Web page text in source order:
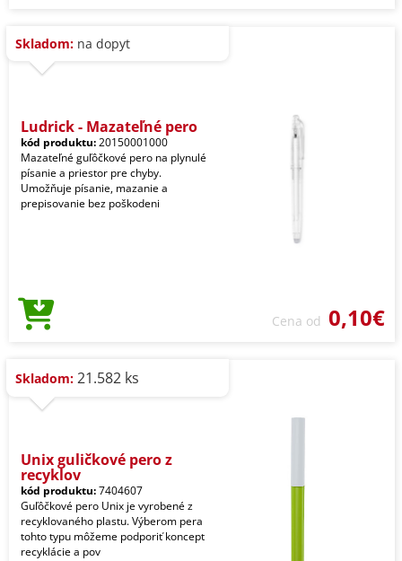
Skladom: na dopyt
Ludrick - Mazateľné pero
kód produktu:20150001000
Mazateľné guľôčkové pero na plynulé
písanie a priestor pre chyby.
Umožňuje písanie, mazanie a
prepisovanie bez poškodeni
Cena od 0,10€
Skladom: 21.582 ks
Unix guličkové pero z
recyklov
kód produktu:7404607
Guľôčkové pero Unix je vyrobené z
recyklovaného plastu. Výberom pera
tohto typu môžeme podporiť koncept
recyklácie a pov